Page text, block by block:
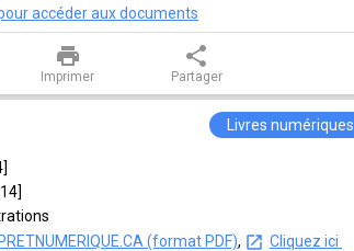
accéder aux documents
print
Imprimer
share
Partager
Livres numériques
]
]
(format PDF),
Cliquez ici